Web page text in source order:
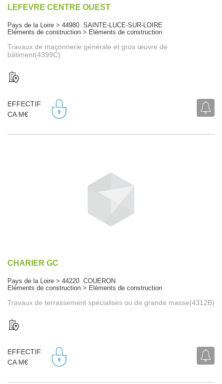
LEFEVRE CENTRE OUEST
Pays de la Loire > 44980 SAINTE-LUCE-SUR-LOIRE
Eléments de construction > Eléments de construction
Travaux de maçonnerie générale et gros œuvre de
bâtiment(4399C)
EFFECTIF
CA M€
CHARIER GC
Pays de la Loire > 44220 COUERON
Eléments de construction > Eléments de construction
Travaux de terrassement spécialisés ou de grande masse(4312B)
EFFECTIF
CA M€